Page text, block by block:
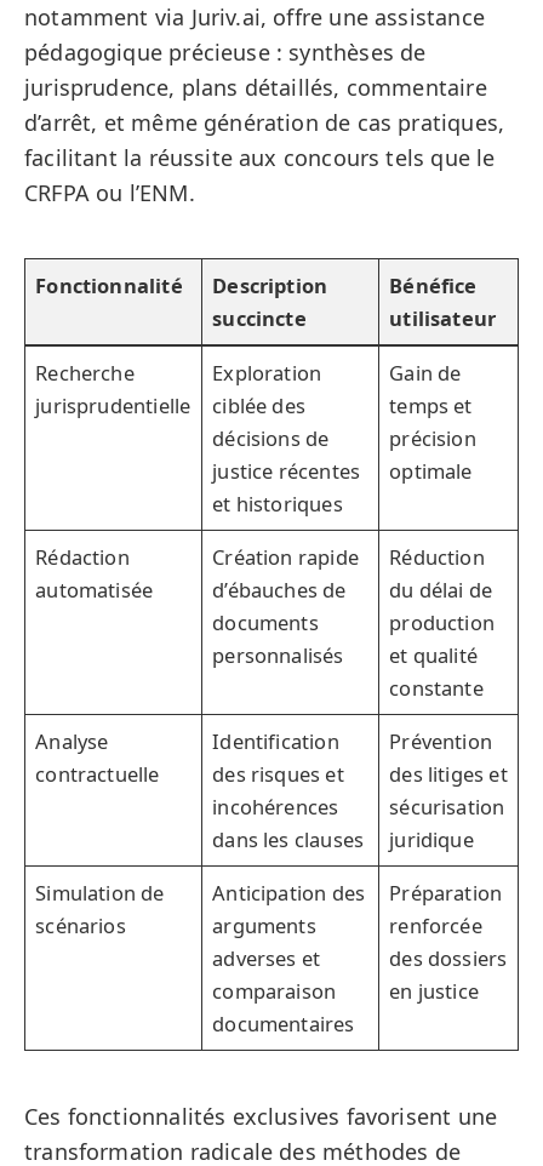
notamment via Juriv.ai, offre une assistance
pédagogique précieuse : synthèses de
jurisprudence, plans détaillés, commentaire
d’arrêt, et même génération de cas pratiques,
facilitant la réussite aux concours tels que le
CRFPA ou l’ENM.
Fonctionnalité
Description
succincte
Bénéfice
utilisateur
Recherche
jurisprudentielle
Exploration
ciblée des
décisions de
justice récentes
et historiques
Gain de
temps et
précision
optimale
Rédaction
automatisée
Création rapide
d’ébauches de
documents
personnalisés
Réduction
du délai de
production
et qualité
constante
Analyse
contractuelle
Identification
des risques et
incohérences
dans les clauses
Prévention
des litiges et
sécurisation
juridique
Simulation de
scénarios
Anticipation des
arguments
adverses et
comparaison
documentaires
Préparation
renforcée
des dossiers
en justice
Ces fonctionnalités exclusives favorisent une
transformation radicale des méthodes de